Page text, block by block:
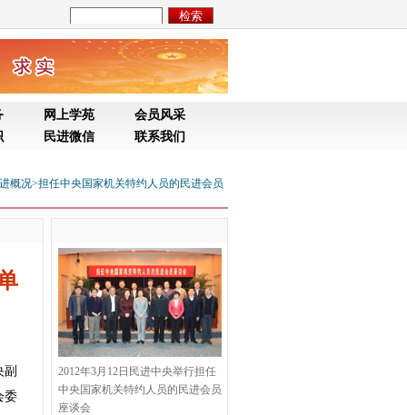
网上学苑
会员风采
民进微信 联系我们
概况>担任中央国家机关特约人员的民进会员
委
2012年3月12日民进中央举行担任
中央国家机关特约人员的民进会员
座谈会